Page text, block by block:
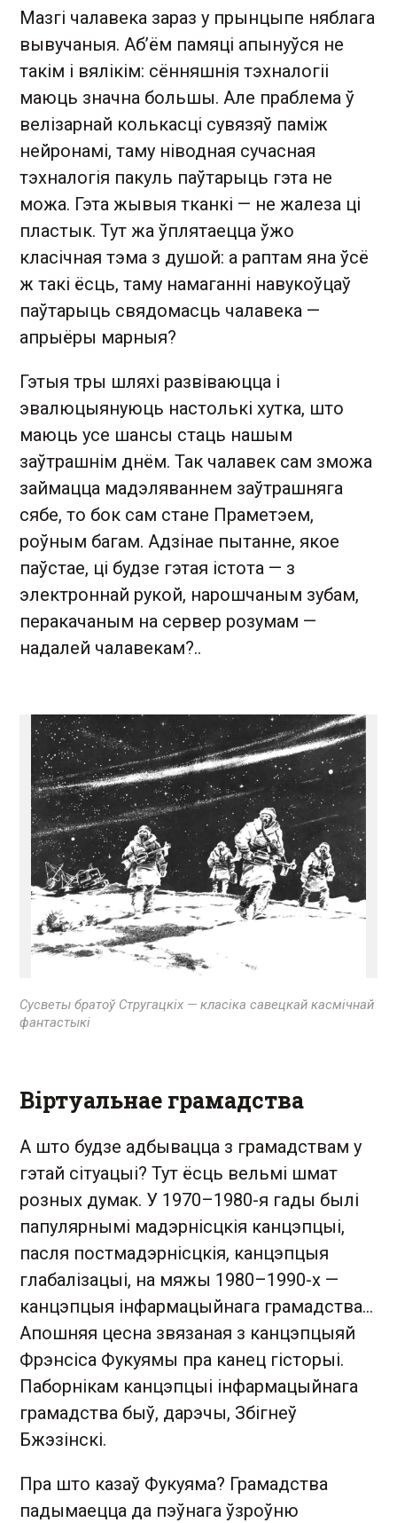
Мазгі чалавека зараз у прынцыпе няблага
вывучаныя. Аб’ём памяці апынуўся не
такім і вялікім: сённяшнія тэхналогіі
маюць значна большы. Але праблема ў
велізарнай колькасці сувязяў паміж
нейронамі, таму ніводная сучасная
тэхналогія пакуль паўтарыць гэта не
можа. Гэта жывыя тканкі — не жалеза ці
пластык. Тут жа ўплятаецца ўжо
класічная тэма з душой: а раптам яна ўсё
ж такі ёсць, таму намаганні навукоўцаў
паўтарыць свядомасць чалавека —
апрыёры марныя?
Гэтыя тры шляхі развіваюцца і
эвалюцыянуюць настолькі хутка, што
маюць усе шансы стаць нашым
заўтрашнім днём. Так чалавек сам зможа
займацца мадэляваннем заўтрашняга
сябе, то бок сам стане Праметэем,
роўным багам. Адзінае пытанне, якое
паўстае, ці будзе гэтая істота — з
электроннай рукой, нарошчаным зубам,
перакачаным на сервер розумам —
надалей чалавекам?..
Сусветы братоў Стругацкіх — класіка савецкай касмічнай
фантастыкі
Віртуальнае грамадства
А што будзе адбывацца з грамадствам у
гэтай сітуацыі? Тут ёсць вельмі шмат
розных думак. У 1970–1980-я гады былі
папулярнымі мадэрнісцкія канцэпцыі,
пасля постмадэрнісцкія, канцэпцыя
глабалізацыі, на мяжы 1980–1990-х —
канцэпцыя інфармацыйнага грамадства…
Апошняя цесна звязаная з канцэпцыяй
Фрэнсіса Фукуямы пра канец гісторыі.
Паборнікам канцэпцыі інфармацыйнага
грамадства быў, дарэчы, Збігнеў
Бжэзінскі.
Пра што казаў Фукуяма? Грамадства
падымаецца да пэўнага ўзроўню